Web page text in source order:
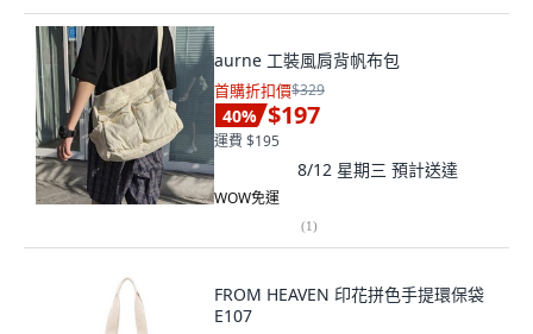
aurne 工裝風肩背帆布包
首購折扣價$329
40% $197
運費 $195
8/12 星期三 預計送達
WOW免運
(1)
FROM HEAVEN 印花拼色手提環保袋
E107